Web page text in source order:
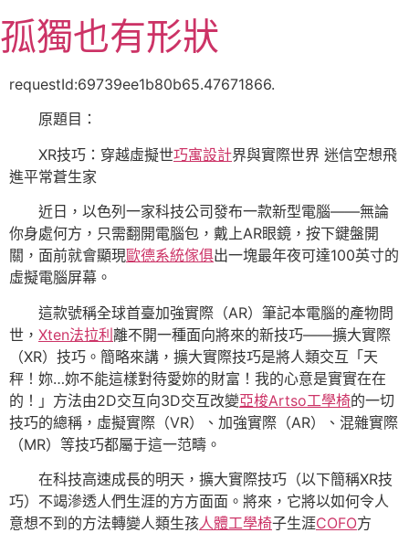
至
主
孤獨也有形狀
requestId:69739ee1b80b65.47671866.
原題目：
XR技巧：穿越虛擬世巧寓設計界與實際世界 迷信空想飛
進平常蒼生家
近日，以色列一家科技公司發布一款新型電腦——無論
你身處何方，只需翻開電腦包，戴上AR眼鏡，按下鍵盤開
關，面前就會顯現歐德系統傢俱出一塊最年夜可達100英寸的
虛擬電腦屏幕。
這款號稱全球首臺加強實際（AR）筆記本電腦的產物問
世， Xten法拉利離不開一種面向將來的新技巧——擴大實際
（XR）技巧。簡略來講，擴大實際技巧是將人類交互「天
秤！妳…妳不能這樣對待愛妳的財富！我的心意是實實在在
的！」方法由2D交互向3D交互改變亞梭Artso工學椅的一切
技巧的總稱，虛擬實際（VR）、加強實際（AR）、混雜實際
（MR）等技巧都屬于這一范疇。
在科技高速成長的明天，擴大實際技巧（以下簡稱XR技
巧）不竭滲透人們生涯的方方面面。將來，它將以如何令人
意想不到的方法轉變人類生孩人體工學椅子生涯COFO方